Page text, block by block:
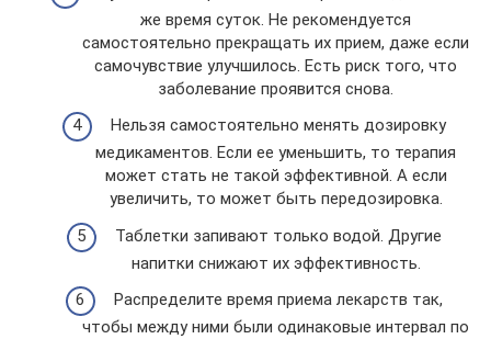
же время суток. Не рекомендуется
самостоятельно прекращать их прием, даже если
самочувствие улучшилось. Есть риск того, что
заболевание проявится снова.
Нельзя самостоятельно менять дозировку
медикаментов. Если ее уменьшить, то терапия
может стать не такой эффективной. А если
увеличить, то может быть передозировка.
Таблетки запивают только водой. Другие
напитки снижают их эффективность.
Распределите время приема лекарств так,
чтобы между ними были одинаковые интервал по